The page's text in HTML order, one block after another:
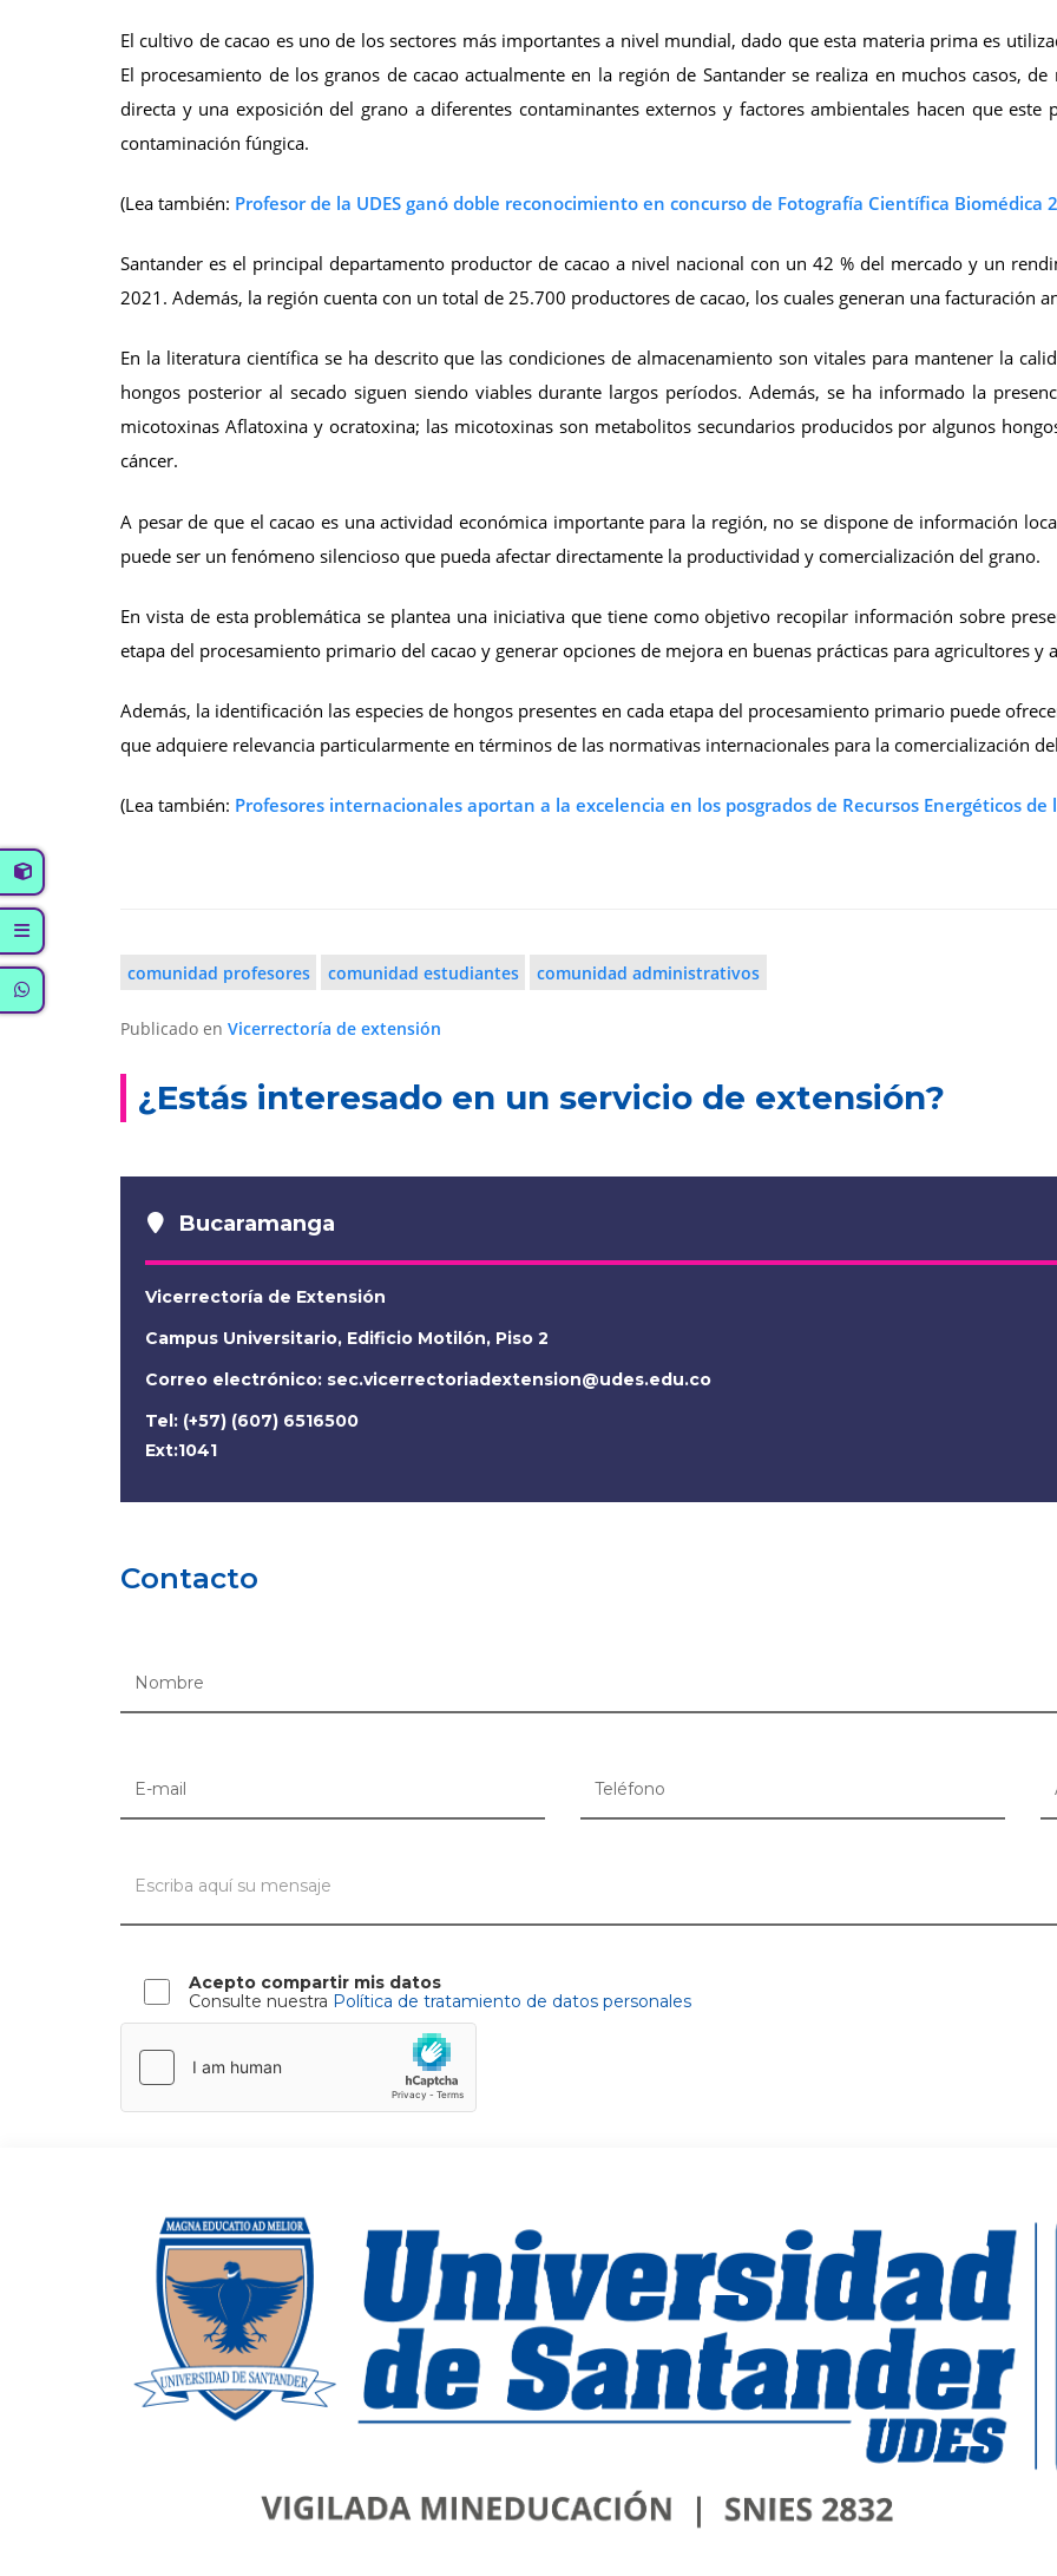
El cultivo de cacao es uno de los sectores más importantes a nivel mundial, dado que esta materia prima es
El procesamiento de los granos de cacao actualmente en la región de Santander se realiza en muchos casos,
directa y una exposición del grano a diferentes contaminantes externos y factores ambientales hacen que
contaminación fúngica.
(Lea también: Profesor de la UDES ganó doble reconocimiento en concurso de Fotografía Científica Biomédica
Santander es el principal departamento productor de cacao a nivel nacional con un 42 % del mercado y un
2021. Además, la región cuenta con un total de 25.700 productores de cacao, los cuales generan una facturación
En la literatura científica se ha descrito que las condiciones de almacenamiento son vitales para mantener la
hongos posterior al secado siguen siendo viables durante largos períodos. Además, se ha informado la
micotoxinas Aﬂatoxina y ocratoxina; las micotoxinas son metabolitos secundarios producidos por algunos
cáncer.
A pesar de que el cacao es una actividad económica importante para la región, no se dispone de información
puede ser un fenómeno silencioso que pueda afectar directamente la productividad y comercialización del grano.
En vista de esta problemática se plantea una iniciativa que tiene como objetivo recopilar información sobre
etapa del procesamiento primario del cacao y generar opciones de mejora en buenas prácticas para agricultores y
Además, la identificación las especies de hongos presentes en cada etapa del procesamiento primario puede
que adquiere relevancia particularmente en términos de las normativas internacionales para la comercialización
(Lea también: Profesores internacionales aportan a la excelencia en los posgrados de Recursos Energéticos de
comunidad profesores comunidad estudiantes comunidad administrativos
Publicado en Vicerrectoría de extensión
¿Estás interesado en un servicio de extensión?
Bucaramanga
Vicerrectoría de Extensión
Campus Universitario, Edificio Motilón, Piso 2
Correo electrónico: sec.vicerrectoriadextension@udes.edu.co
Tel: (+57) (607) 6516500
Ext:1041
Contacto
Acepto compartir mis datos
Consulte nuestra Política de tratamiento de datos personales